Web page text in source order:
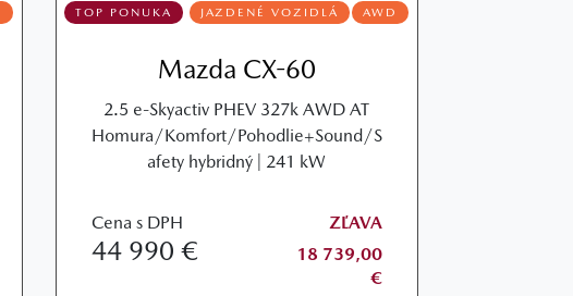
TOP PONUKA JAZDENÉ VOZIDLÁ AWD
Mazda CX-60
2.5 e-Skyactiv PHEV 327k AWD AT
Homura/Komfort/Pohodlie+Sound/S
afety hybridný | 241 kW
Cena s DPH
44 990 €
ZĽAVA
18 739,00
€